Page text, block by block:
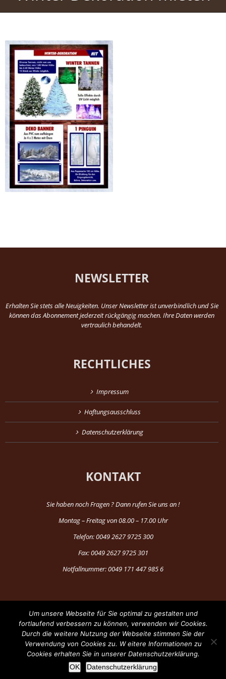
NEWSLETTER
Erhalten Sie stets alle Neuigkeiten. Unser Newsletter ist unverbindlich und Sie
können das Abonnement jederzeit rückgängig machen. Ihre Daten werden
vertraulich behandelt.
RECHTLICHES
Impressum
Haftungsausschluss
Datenschutzerklärung
KONTAKT
Sie haben noch Fragen ? Dann rufen Sie uns an !
Montag – Freitag von 08.00 – 17.00 Uhr
Telefon: 0049 2627 9725 300
Fax: 0049 2627 9725 301
Notfallnummer: 0049 171 447 985 6
®Copyright 1997-2024 by Fun Production
FacebookYouTube
Um unsere Webseite für Sie optimal zu gestalten und
fortlaufend verbessern zu können, verwenden wir Cookies.
Durch die weitere Nutzung der Webseite stimmen Sie der
Verwendung von Cookies zu. W eitere Informationen zu
Cookies erhalten Sie in unserer Datenschutzerklärung.
OK
Datenschutzerklärung